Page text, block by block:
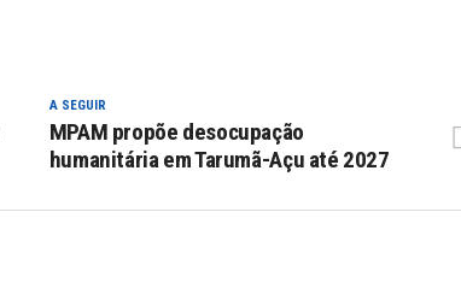
A SEGUIR
MPAM propõe desocupação
humanitária em Tarumã-Açu até 2027